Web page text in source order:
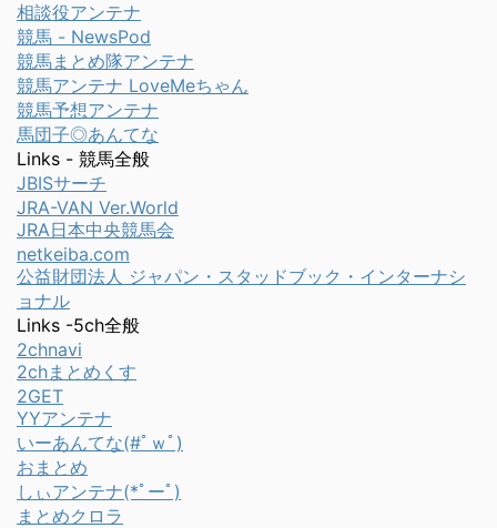
相談役アンテナ
競馬 - NewsPod
競馬まとめ隊アンテナ
競馬アンテナ LoveMeちゃん
競馬予想アンテナ
馬団子◎あんてな
Links - 競馬全般
JBISサーチ
JRA-VAN Ver.World
JRA日本中央競馬会
netkeiba.com
公益財団法人 ジャパン・スタッドブック・インターナシ
ョナル
Links -5ch全般
2chnavi
2chまとめくす
2GET
YYアンテナ
いーあんてな(#ﾟｗﾟ)
おまとめ
しぃアンテナ(*ﾟーﾟ)
まとめクロラ